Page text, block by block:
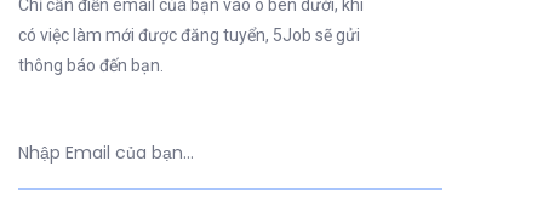
Chỉ cần điền email của bạn vào ô bên dưới, khi
có việc làm mới được đăng tuyển, 5Job sẽ gửi
thông báo đến bạn.